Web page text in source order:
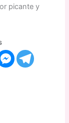
picante y